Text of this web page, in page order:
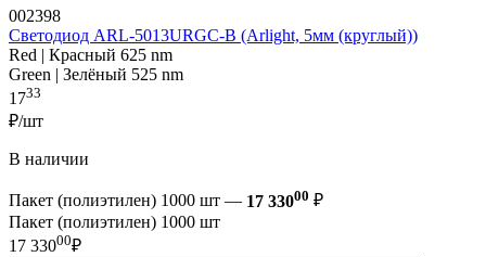
002398
Светодиод ARL-5013URGC-B (Arlight, 5мм (круглый))
Red | Красный 625 nm
Green | Зелёный 525 nm
1733
₽/шт
В наличии
Пакет (полиэтилен) 1000 шт — 17 33000 ₽
Пакет (полиэтилен) 1000 шт
17 33000₽